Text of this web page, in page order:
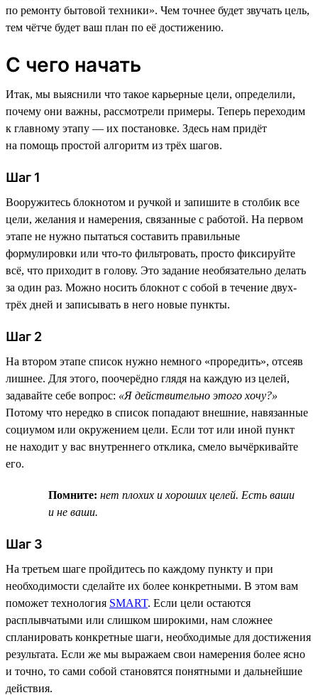
по ремонту бытовой техники». Чем точнее будет звучать цель,
тем чётче будет ваш план по её достижению.
С чего начать
Итак, мы выяснили что такое карьерные цели, определили,
почему они важны, рассмотрели примеры. Теперь переходим
к главному этапу — их постановке. Здесь нам придёт
на помощь простой алгоритм из трёх шагов.
Шаг 1
Вооружитесь блокнотом и ручкой и запишите в столбик все
цели, желания и намерения, связанные с работой. На первом
этапе не нужно пытаться составить правильные
формулировки или что-то фильтровать, просто фиксируйте
всё, что приходит в голову. Это задание необязательно делать
за один раз. Можно носить блокнот с собой в течение двух-
трёх дней и записывать в него новые пункты.
Шаг 2
На втором этапе список нужно немного «проредить», отсеяв
лишнее. Для этого, поочерёдно глядя на каждую из целей,
задавайте себе вопрос: «Я действительно этого хочу?»
Потому что нередко в список попадают внешние, навязанные
социумом или окружением цели. Если тот или иной пункт
не находит у вас внутреннего отклика, смело вычёркивайте
его.
Помните: нет плохих и хороших целей. Есть ваши
и не ваши.
Шаг 3
На третьем шаге пройдитесь по каждому пункту и при
необходимости сделайте их более конкретными. В этом вам
поможет технология SMART. Если цели остаются
расплывчатыми или слишком широкими, нам сложнее
спланировать конкретные шаги, необходимые для достижения
результата. Если же мы выражаем свои намерения более ясно
и точно, то сами собой становятся понятными и дальнейшие
действия.